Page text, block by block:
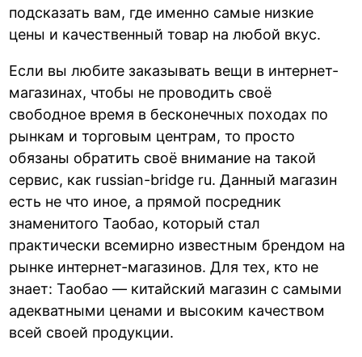
подсказать вам, где именно самые низкие
цены и качественный товар на любой вкус.
Если вы любите заказывать вещи в интернет-
магазинах, чтобы не проводить своё
свободное время в бесконечных походах по
рынкам и торговым центрам, то просто
обязаны обратить своё внимание на такой
сервис, как russian-bridge ru. Данный магазин
есть не что иное, а прямой посредник
знаменитого Таобао, который стал
практически всемирно известным брендом на
рынке интернет-магазинов. Для тех, кто не
знает: Таобао — китайский магазин с самыми
адекватными ценами и высоким качеством
всей своей продукции.